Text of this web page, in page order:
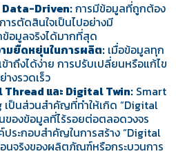
Data-Driven:การมีข้อมูลที่ถูกต้อง
ารตัดสินใจเป็นไปอย่างมี
ข้อมูลจริงได้มากที่สุด
มยืดหยุ่นในการผลิต: เมื่อข้อมูลทุก
าถึงได้ง่าย การปรับเปลี่ยนหรือแก้ไข
งรวดเร็ว
และ Digital Twin: Smart
ป็นส่วนสำคัญที่ทำให้เกิด “Digital
ของข้อมูลที่ไร้รอยต่อตลอดวงจร
ระกอบสำคัญในการสร้าง “Digital
นจริงของผลิตภัณฑ์หรือกระบวนการ